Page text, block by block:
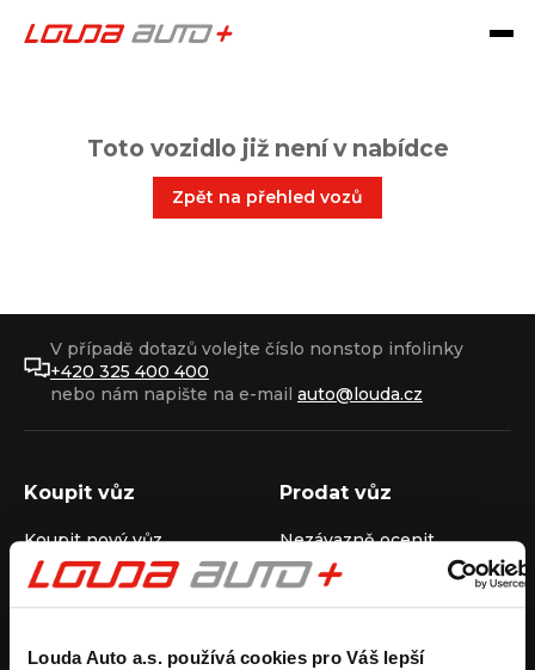
Louda Auto a.s. používá cookies pro Váš lepší
Toto vozidlo již není v nabídce
Zpět na přehled vozů
V případě dotazů volejte číslo nonstop infolinky
+420 325 400 400
nebo nám napište na e-mail auto@louda.cz
Koupit vůz
Koupit nový vůz
Koupit ojetý vůz
Koupit užitkový vůz
Prodat vůz
Nezávazně ocenit
Průběh výkupu vozu
Pronájem Společnost